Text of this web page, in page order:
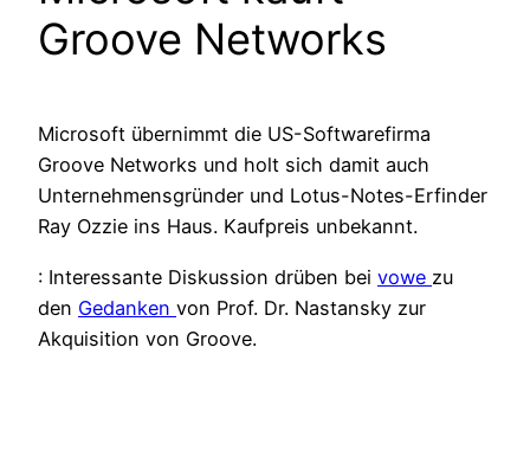
Groove Networks
Microsoft übernimmt die US-Softwarefirma
Groove Networks und holt sich damit auch
Unternehmensgründer und Lotus-Notes-Erfinder
Ray Ozzie ins Haus. Kaufpreis unbekannt.
: Interessante Diskussion drüben bei vowe zu
den Gedanken von Prof. Dr. Nastansky zur
Akquisition von Groove.